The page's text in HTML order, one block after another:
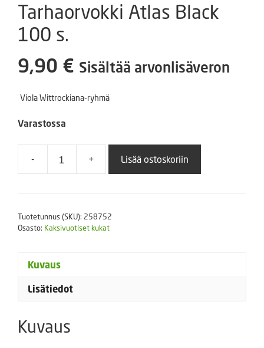
Tarhaorvokki Atlas Black
100 s.
9,90 € Sisältää arvonlisäveron
Viola Wittrockiana-ryhmä
Varastossa
-
Tarhaorvokki
Black
s.
+ Lisää ostoskoriin
Tuotetunnus (SKU): 258752
Osasto: Kaksivuotiset kukat
Kuvaus
Lisätiedot
Kuvaus